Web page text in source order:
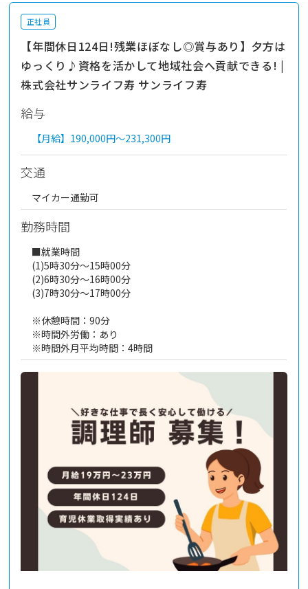
正社員
【年間休日124日!残業ほぼなし◎賞与あり】夕方は
ゆっくり♪資格を活かして地域社会へ貢献できる! |
株式会社サンライフ寿 サンライフ寿
給与
【月給】 190,000円～231,300円
交通
マイカー通勤可
勤務時間
■就業時間
(1)5時30分～15時00分
(2)6時30分～16時00分
(3)7時30分～17時00分
※休憩時間：90分
※時間外労働：あり
※時間外月平均時間：4時間